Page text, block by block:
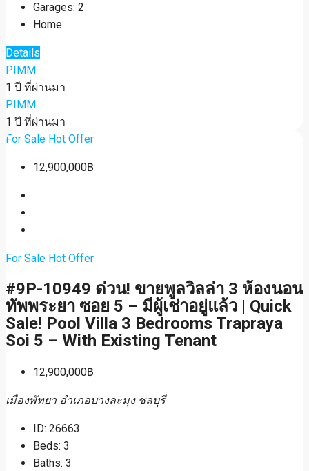
Garages: 2
Home
Details
PIMM
1 ปี ที่ผ่านมา
PIMM
1 ปี ที่ผ่านมา
For Sale Hot Offer
12,900,000฿
For Sale Hot Offer
#9P-10949 ด่วน! ขายพูลวิลล่า 3 ห้องนอน
ทัพพระยา ซอย 5 – มีผู้เช่าอยู่แล้ว | Quick
Sale! Pool Villa 3 Bedrooms Trapraya
Soi 5 – With Existing Tenant
12,900,000฿
เมืองพัทยา อำเภอบางละมุง ชลบุรี
ID: 26663
Beds: 3
Baths: 3